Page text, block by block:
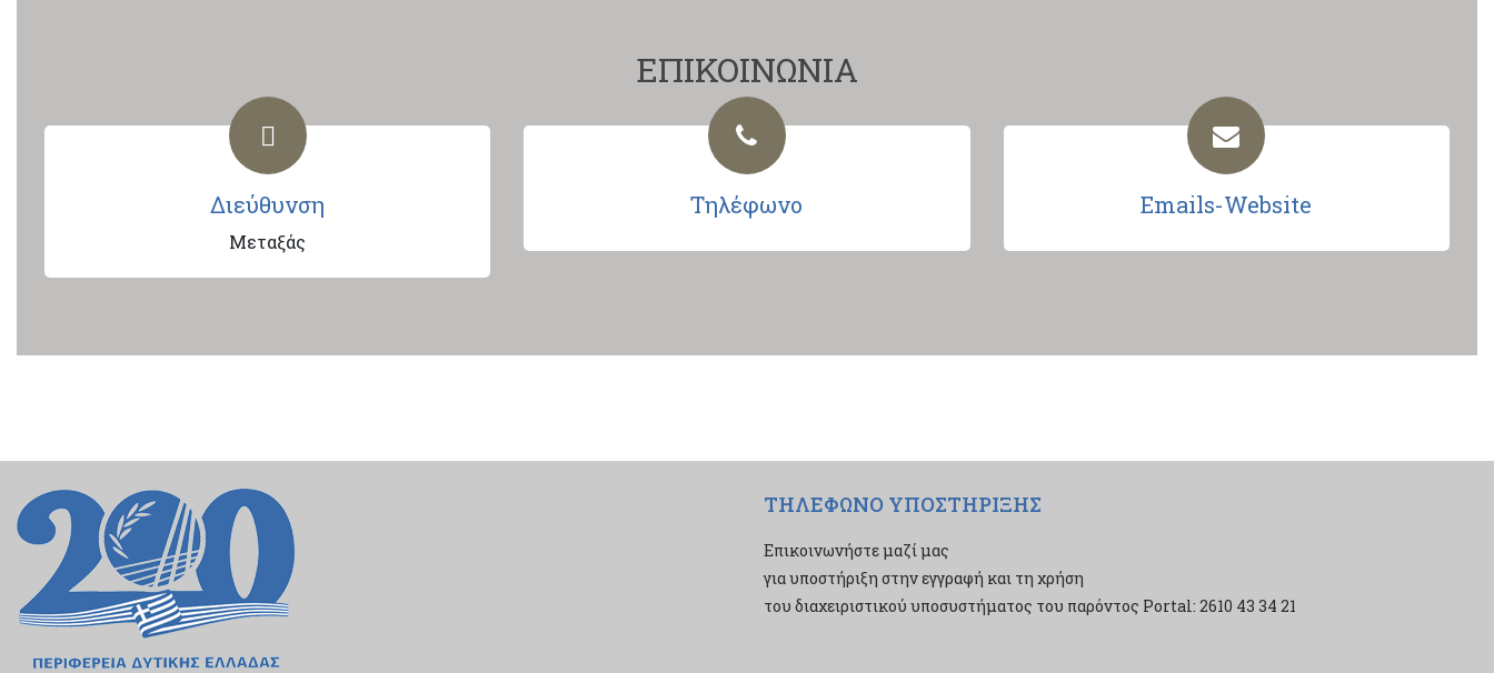
ΕΠΙΚΟΙΝΩΝΙΑ
Διεύθυνση
Μεταξάς
Τηλέφωνο Emails-Website
ΤΗΛΕΦΩΝΟ ΥΠΟΣΤΗΡΙΞΗΣ
Επικοινωνήστε μαζί μας
για υποστήριξη στην εγγραφή και τη χρήση
του διαχειριστικού υποσυστήματος του παρόντος Portal: 2610 43 34 21